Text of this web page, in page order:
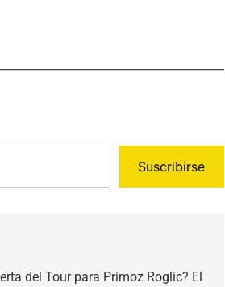
Suscribirse
del Tour para Primoz Roglic? El